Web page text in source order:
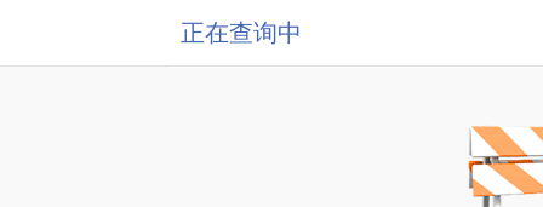
正在查询中